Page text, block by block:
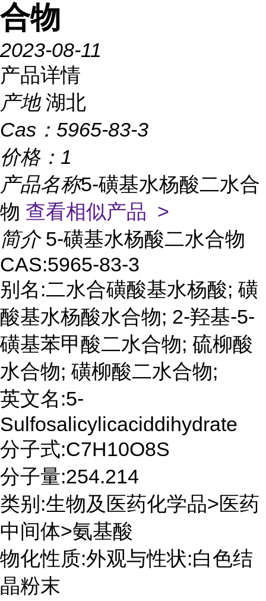
合物
2023-08-11
产品详情
产地 湖北
Cas： 5965-83-3
价格： 1
产品名称5-磺基水杨酸二水合
物 查看相似产品 >
简介 5-磺基水杨酸二水合物
CAS:5965-83-3
别名:二水合磺酸基水杨酸; 磺
酸基水杨酸水合物; 2-羟基-5-
磺基苯甲酸二水合物; 硫柳酸
水合物; 磺柳酸二水合物;
英文名:5-
Sulfosalicylicaciddihydrate
分子式:C7H10O8S
分子量:254.214
类别:生物及医药化学品>医药
中间体>氨基酸
物化性质:外观与性状:白色结
晶粉末